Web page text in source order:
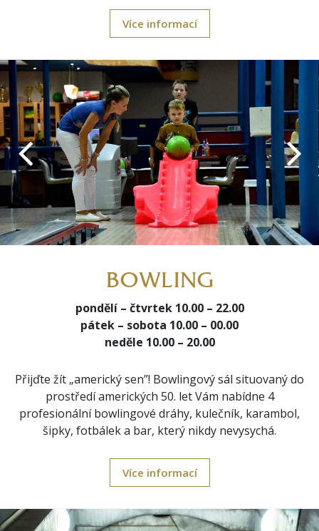
Více informací
BOWLING
pondělí – čtvrtek 10.00 – 22.00
pátek – sobota 10.00 – 00.00
neděle 10.00 – 20.00
Přijďte žít „americký sen”! Bowlingový sál situovaný do
prostředí amerických 50. let Vám nabídne 4
profesionální ​bowlingové dráhy, kulečník, karambol,
šipky, fotbálek a bar​, který nikdy nevysychá.
Více informací